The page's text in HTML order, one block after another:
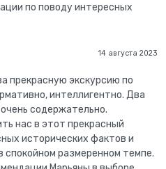
по поводу интересных
14 августа 2023
прекрасную экскурсию по
интеллигентно. Два
содержательно.
нас в этот прекрасный
исторических фактов и
спокойном размеренном темпе.